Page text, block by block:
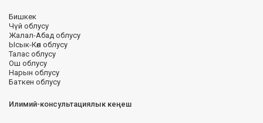
Бишкек
Чүй облусу
Жалал-Абад облусу
Ысык-Көл облусу
Талас облусу
Ош облусу
Нарын облусу
Баткен облусу
Илимий-консультациялык кеңеш